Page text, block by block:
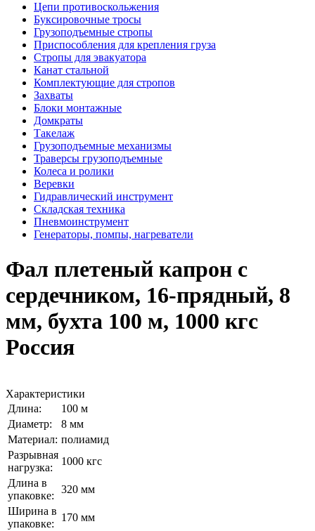
Цепи противоскольжения
Буксировочные тросы
Грузоподъемные стропы
Приспособления для крепления груза
Стропы для эвакуатора
Канат стальной
Комплектующие для стропов
Захваты
Блоки монтажные
Домкраты
Такелаж
Грузоподъемные механизмы
Траверсы грузоподъемные
Колеса и ролики
Веревки
Гидравлический инструмент
Складская техника
Пневмоинструмент
Генераторы, помпы, нагреватели
Фал плетеный капрон с
сердечником, 16-прядный, 8
мм, бухта 100 м, 1000 кгс
Россия
Характеристики
Длина:
100 м
Диаметр:
8 мм
Материал: полиамид
Разрывная
нагрузка:
1000 кгс
Длина в
упаковке:
320 мм
Ширина в
упаковке:
170 мм